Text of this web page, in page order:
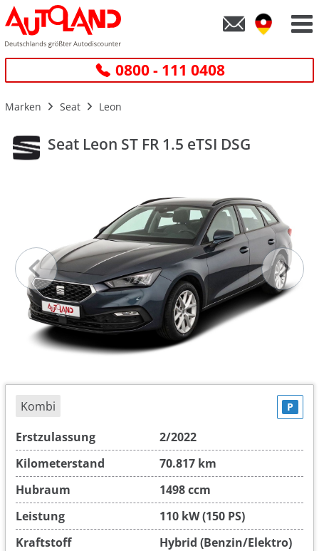
0800 - 111 0408
Marken Seat Leon
Seat Leon ST FR 1.5 eTSI DSG
Kombi P
Erstzulassung
2/2022
Kilometerstand
70.817 km
Hubraum
1498 ccm
Leistung
110 kW (150 PS)
Kraftstoff
Hybrid (Benzin/Elektro)